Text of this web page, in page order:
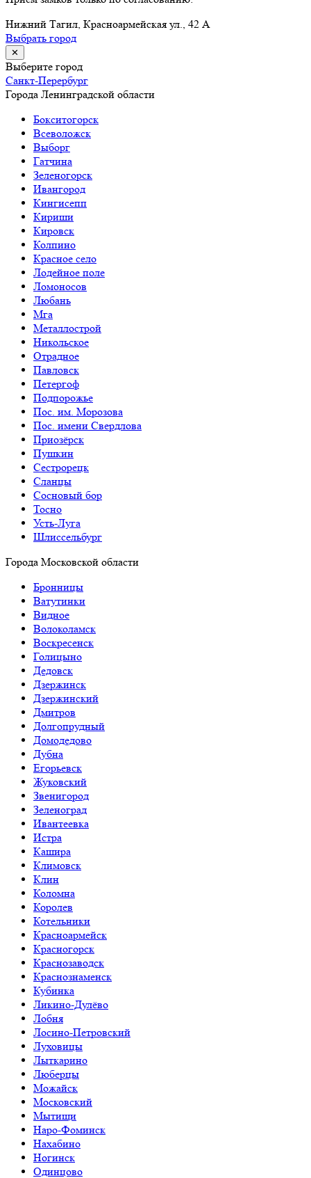
Нижний Тагил, Красноармейская ул., 42 А
Выбрать город
✕
Выберите город
Санкт-Перербург
Города Ленинградской области
Бокситогорск
Всеволожск
Выборг
Гатчина
Зеленогорск
Ивангород
Кингисепп
Кириши
Кировск
Колпино
Красное село
Лодейное поле
Ломоносов
Любань
Мга
Металлострой
Никольское
Отрадное
Павловск
Петергоф
Подпорожье
Пос. им. Морозова
Пос. имени Свердлова
Приозёрск
Пушкин
Сестрорецк
Сланцы
Сосновый бор
Тосно
Усть-Луга
Шлиссельбург
Города Московской области
Бронницы
Ватутинки
Видное
Волоколамск
Воскресенск
Голицыно
Дедовск
Дзержинск
Дзержинский
Дмитров
Долгопрудный
Домодедово
Дубна
Егорьевск
Жуковский
Звенигород
Зеленоград
Ивантеевка
Истра
Кашира
Климовск
Клин
Коломна
Королев
Котельники
Красноармейск
Красногорск
Краснозаводск
Краснознаменск
Кубинка
Ликино-Дулёво
Лобня
Лосино-Петровский
Луховицы
Лыткарино
Люберцы
Можайск
Московский
Мытищи
Наро-Фоминск
Нахабино
Ногинск
Одинцово